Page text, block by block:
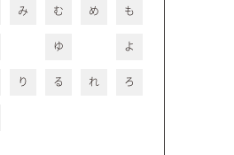
み む め も
ゆ よ
り る れ ろ